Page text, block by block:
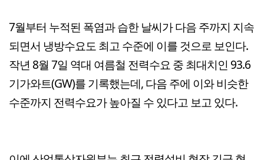
7월부터 누적된 폭염과 습한 날씨가 다음 주까지 지속
되면서 냉방수요도 최고 수준에 이를 것으로 보인다.
작년 8월 7일 역대 여름철 전력수요 중 최대치인 93.6
기가와트(GW)를 기록했는데, 다음 주에 이와 비슷한
수준까지 전력수요가 높아질 수 있다고 보고 있다.